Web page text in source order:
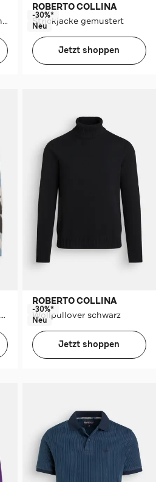
Strickjacke 'Kelbrook' dunkelblau
ROBERTO COLLINA
Strickjacke gemustert
-30%*
Neu
Jetzt shoppen
Wollmix-Pullover gemustert
ROBERTO COLLINA
Wollpullover schwarz
-30%*
Neu
Jetzt shoppen